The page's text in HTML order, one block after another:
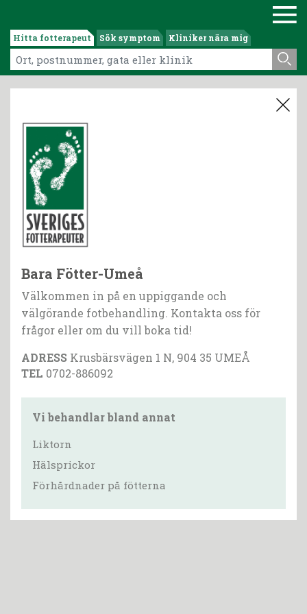
Hitta fotterapeut Sök symptom Kliniker nära mig
Bara Fötter-Umeå
Välkommen in på en uppiggande och
välgörande fotbehandling. Kontakta oss för
frågor eller om du vill boka tid!
ADRESS Krusbärsvägen 1 N, 904 35 UMEÅ
TEL 0702-886092
Vi behandlar bland annat
Liktorn
Hälsprickor
Förhårdnader på fötterna